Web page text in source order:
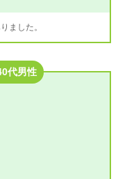
ました。
代男性